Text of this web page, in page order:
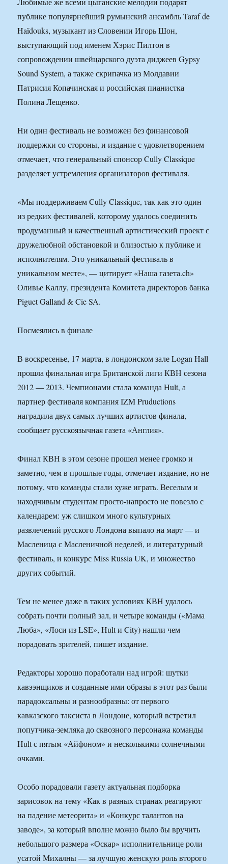
публике популярнейший румынский ансамбль Taraf de
Haïdouks, музыкант из Словении Игорь Шон,
выступающий под именем Хэрис Пилтон в
сопровождении швейцарского дуэта диджеев Gypsy
Sound System, а также скрипачка из Молдавии
Патрисия Копачинская и российская пианистка
Полина Лещенко.
Ни один фестиваль не возможен без финансовой
поддержки со стороны, и издание с удовлетворением
отмечает, что генеральный спонсор Cully Classique
разделяет устремления организаторов фестиваля.
«Мы поддерживаем Cully Classique, так как это один
из редких фестивалей, которому удалось соединить
продуманный и качественный артистический проект с
дружелюбной обстановкой и близостью к публике и
исполнителям. Это уникальный фестиваль в
уникальном месте», — цитирует «Наша газета.ch»
Оливье Каллу, президента Комитета директоров банка
Piguet Galland & Cie SA.
Посмеялись в финале
В воскресенье, 17 марта, в лондонском зале Logan Hall
прошла финальная игра Британской лиги КВН сезона
2012 — 2013. Чемпионами стала команда Hult, а
партнер фестиваля компания IZM Pruductions
наградила двух самых лучших артистов финала,
сообщает русскоязычная газета «Англия».
Финал КВН в этом сезоне прошел менее громко и
заметно, чем в прошлые годы, отмечает издание, но не
потому, что команды стали хуже играть. Веселым и
находчивым студентам просто-напросто не повезло с
календарем: уж слишком много культурных
развлечений русского Лондона выпало на март — и
Масленица с Масленичной неделей, и литературный
фестиваль, и конкурс Miss Russia UK, и множество
других событий.
Тем не менее даже в таких условиях КВН удалось
собрать почти полный зал, и четыре команды («Мама
Люба», «Лоси из LSE», Hult и City) нашли чем
порадовать зрителей, пишет издание.
Редакторы хорошо поработали над игрой: шутки
кавээнщиков и созданные ими образы в этот раз были
парадоксальны и разнообразны: от первого
кавказского таксиста в Лондоне, который встретил
попутчика-земляка до сквозного персонажа команды
Hult с пятым «Айфоном» и несколькими солнечными
очками.
Особо порадовали газету актуальная подборка
зарисовок на тему «Как в разных странах реагируют
на падение метеорита» и «Конкурс талантов на
заводе», за который вполне можно было бы вручить
небольшого размера «Оскар» исполнительнице роли
усатой Михалны — за лучшую женскую роль второго